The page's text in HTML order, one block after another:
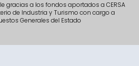
gracias a los fondos aportados a CERSA
de Industria y Turismo con cargo a
Generales del Estado